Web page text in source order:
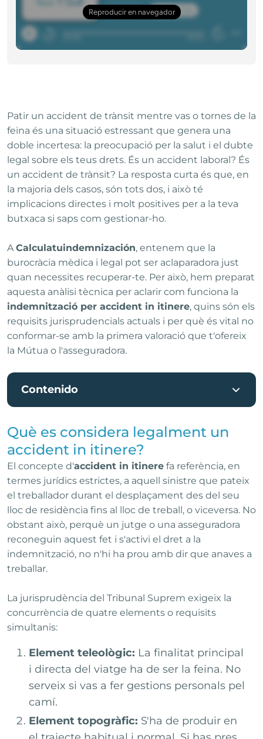
Patir un accident de trànsit mentre vas o tornes de la
feina és una situació estressant que genera una
doble incertesa: la preocupació per la salut i el dubte
legal sobre els teus drets. És un accident laboral? És
un accident de trànsit? La resposta curta és que, en
la majoria dels casos, són tots dos, i això té
implicacions directes i molt positives per a la teva
butxaca si saps com gestionar-ho.
ACalculatuindemnización, entenem que la
burocràcia mèdica i legal pot ser aclaparadora just
quan necessites recuperar-te. Per això, hem preparat
aquesta anàlisi tècnica per aclarir com funciona la
indemnització per accident in itinere, quins són els
requisits jurisprudencials actuals i per què és vital no
conformar-se amb la primera valoració que t'ofereix
la Mútua o l'asseguradora.
Contenido
Què es considera legalment un
accident in itinere?
El concepte d'accident in itinere fa referència, en
termes jurídics estrictes, a aquell sinistre que pateix
el treballador durant el desplaçament des del seu
lloc de residència fins al lloc de treball, o viceversa. No
obstant això, perquè un jutge o una asseguradora
reconeguin aquest fet i s'activi el dret a la
indemnització, no n'hi ha prou amb dir que anaves a
treballar.
La jurisprudència del Tribunal Suprem exigeix la
concurrència de quatre elements o requisits
simultanis:
Element teleològic: La finalitat principal
i directa del viatge ha de ser la feina. No
serveix si vas a fer gestions personals pel
camí.
Element topogràfic: S'ha de produir en